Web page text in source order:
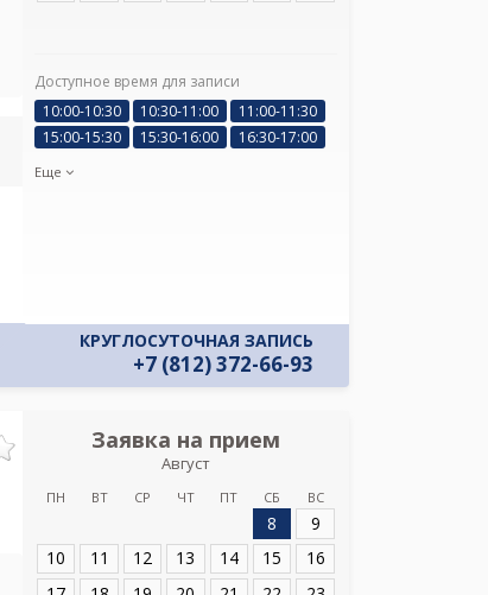
Доступное время для записи
10:00-10:30
10:30-11:00
11:00-11:30
15:00-15:30
15:30-16:00 16:30-17:00
Еще
КРУГЛОСУТОЧНАЯ ЗАПИСЬ
+7 (812) 372-66-93
Заявка на прием
Август
ПН ВТ СР ЧТ ПТ СБ ВС
8
9
10
11 12 13 14 15
16